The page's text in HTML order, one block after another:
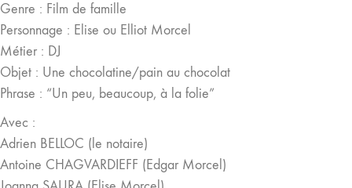
Genre : Film de famille
Personnage : Elise ou Elliot Morcel
Métier : DJ
Objet : Une chocolatine/pain au chocolat
Phrase : “Un peu, beaucoup, à la folie”
Avec :
Adrien BELLOC (le notaire)
Antoine CHAGVARDIEFF (Edgar Morcel)